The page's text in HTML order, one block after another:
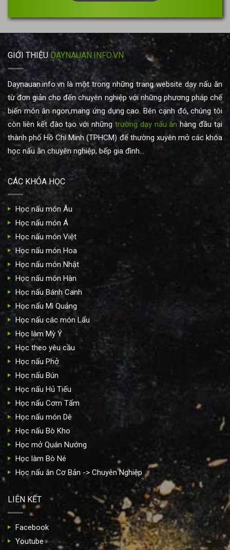
GIỚI THIỆUDAYNAUAN.INFO.VN
Daynauan.info.vn là một trong những trang website dạy nấu ăn
từ đơn giản cho đến chuyên nghiệp với những phương pháp chế
biến món ăn ngon,mang ứng dụng cao. Bên cạnh đó, chúng tôi
còn liên kết đào tạo với những trường dạy nấu ăn hàng đầu tại
thành phố Hồ Chí Minh (TPHCM) để thường xuyên mở các khóa
học nấu ăn chuyên nghiệp, bếp gia đình...
CÁC KHÓA HỌC
Học nấu món Âu
Học nấu món Á
Học nấu món Việt
Học nấu món Hoa
Học nấu món Nhật
Học nấu món Hàn
Học nấu Bánh Canh
Học nấu Mì Quảng
Học nấu các món Lẩu
Học làm Mỳ Ý
Học theo yêu cầu
Học nấu Phở
Học nấu Bún
Học nấu Hủ Tiếu
Học nấu Cơm Tấm
Học nấu món Dê
Học nấu Bò Kho
Học mở Quán Nướng
Học làm Bò Né
Học nấu ăn Cơ Bản -> Chuyên Nghiệp
LIÊN KẾT
Facebook
Youtube